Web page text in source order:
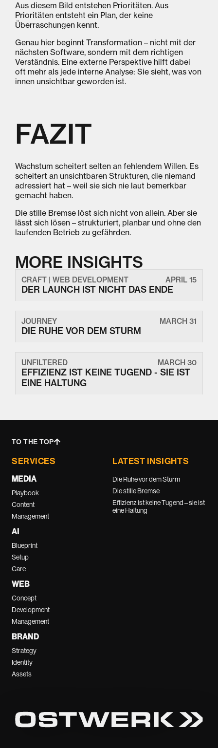
Aus diesem Bild entstehen Prioritäten. Aus
Prioritäten entsteht ein Plan, der keine
Überraschungen kennt.
Genau hier beginnt Transformation – nicht mit der
nächsten Software, sondern mit dem richtigen
Verständnis. Eine externe Perspektive hilft dabei
oft mehr als jede interne Analyse: Sie sieht, was von
innen unsichtbar geworden ist.
FAZIT
Wachstum scheitert selten an fehlendem Willen. Es
scheitert an unsichtbaren Strukturen, die niemand
adressiert hat – weil sie sich nie laut bemerkbar
gemacht haben.
Die stille Bremse löst sich nicht von allein. Aber sie
lässt sich lösen – strukturiert, planbar und ohne den
laufenden Betrieb zu gefährden.
MORE INSIGHTS
CRAFT | WEB DEVELOPMENT APRIL 15
DER LAUNCH IST NICHT DAS ENDE
JOURNEY MARCH 31
DIE RUHE VOR DEM STURM
UNFILTERED MARCH 30
EFFIZIENZ IST KEINE TUGEND - SIE IST
EINE HALTUNG
TO THE TOP
SERVICES LATEST INSIGHTS
MEDIA
Playbook
Content
Management
AI
Blueprint
Setup
Care
WEB
Concept
Development
Management
BRAND
Strategy
Identity
Assets
Die Ruhe vor dem Sturm
Die stille Bremse
Effizienz ist keine Tugend – sie ist
eine Haltung